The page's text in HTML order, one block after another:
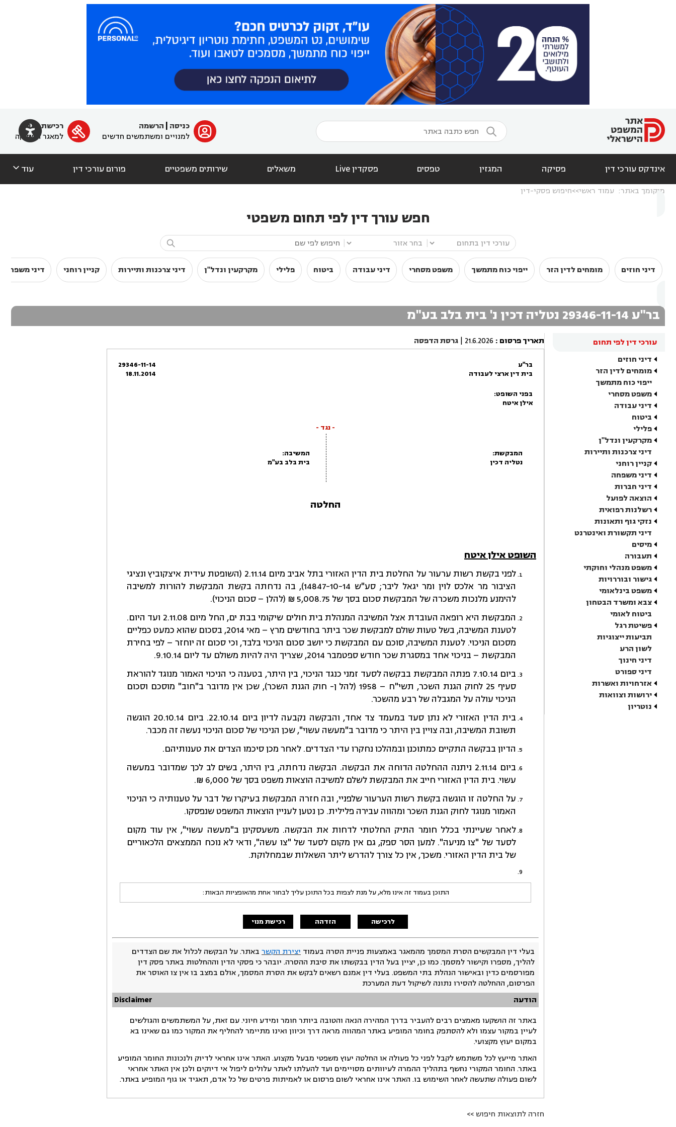
  ﱐ כניסה
הרשמה
למנויים ומשתמשים חדשים

רכישת מנוי
למאגר הפסיקה
אינדקס עורכי דין פסיקה המגזין טפסים פסקדין Live משאלים שירותים משפטיים פורום עורכי דין עוד 
מיקומך באתר: עמוד ראשי חיפוש פסקי-דין
חפש עורך דין לפי תחום משפטי

דיני חוזים מומחים לדין הזר ייפוי כוח מתמשך משפט מסחרי דיני עבודה ביטוח פלילי מקרקעין ונדל"ן דיני צרכנות ותיירות קניין רוחני דיני משפחה
בר"ע 29346-11-14 נטליה דכין נ' בית בלב בע"מ
עורכי דין לפי תחום
דיני חוזים
מומחים לדין הזר
ייפוי כוח מתמשך
משפט מסחרי
דיני עבודה
ביטוח
פלילי
מקרקעין ונדל"ן
דיני צרכנות ותיירות
קניין רוחני
דיני משפחה
דיני חברות
הוצאה לפועל
רשלנות רפואית
נזקי גוף ותאונות
דיני תקשורת ואינטרנט
מיסים
תעבורה
משפט מנהלי וחוקתי
גישור ובוררויות
משפט בינלאומי
צבא ומשרד הבטחון
ביטוח לאומי
פשיטת רגל
תביעות ייצוגיות
לשון הרע
דיני חינוך
דיני ספורט
אזרחויות ואשרות
ירושות וצוואות
נוטריון
תאריך פרסום :
21.6.2026
| גרסת הדפסה
בר"ע
בית דין ארצי לעבודה
29346-11-14
18.11.2014
בפני השופט:
אילן איטח
- נגד -
המבקשת:
נטליה דכין
המשיבה:
בית בלב בע"מ
החלטה
השופט אילן איטח
לפני בקשת רשות ערעור על החלטת בית הדין האזורי בתל אביב מיום 2.11.14 (השופטת עידית איצקוביץ ונציגי
הציבור מר אלכס לוין ומר יגאל ליבר; סע"ש 14847-10-14), בה נדחתה בקשת המבקשת להורות למשיבה
להימנע מלנכות משכרה של המבקשת סכום בסך של 5,008.75 ₪ (להלן – סכום הניכוי).
המבקשת היא רופאה העובדת אצל המשיבה המנהלת בית חולים שיקומי בבת ים, החל מיום 2.11.08 ועד היום.
לטענת המשיבה, בשל טעות שולם למבקשת שכר ביתר בחודשים מרץ – מאי 2014, בסכום שהוא כמעט כפליים
מסכום הניכוי. לטענת המשיבה, סוכם עם המבקשת כי יושב סכום הניכוי בלבד, וכי סכום זה יוחזר – לפי בחירת
המבקשת – בניכוי אחד במסגרת שכר חודש ספטמבר 2014, שצריך היה להיות משולם עד ליום 9.10.14.
ביום 7.10.14 פנתה המבקשת בבקשה לסעד זמני כנגד הניכוי, בין היתר, בטענה כי הניכוי האמור מנוגד להוראת
סעיף 25 לחוק הגנת השכר, תשי"ח – 1958 (להל ן- חוק הגנת השכר), שכן אין מדובר ב"חוב" מוסכם וסכום
הניכוי עולה על המגבלה של רבע מהשכר.
בית הדין האזורי לא נתן סעד במעמד צד אחד, והבקשה נקבעה לדיון ביום 22.10.14. ביום 20.10.14 הוגשה
תשובת המשיבה, ובה צויין בין היתר כי מדובר ב"מעשה עשוי", שכן הניכוי של סכום הניכוי נעשה זה מכבר.
הדיון בבקשה התקיים כמתוכנן ובמהלכו נחקרו עדי הצדדים. לאחר מכן סיכמו הצדים את טענותיהם.
ביום 2.11.14 ניתנה ההחלטה הדוחה את הבקשה. הבקשה נדחתה, בין היתר, בשים לב לכך שמדובר במעשה
עשוי. בית הדין האזורי חייב את המבקשת לשלם למשיבה הוצאות משפט בסך של 6,000 ₪.
על החלטה זו הוגשה בקשת רשות הערעור שלפניי, ובה חזרה המבקשת בעיקרו של דבר על טענותיה כי הניכוי
האמור מנוגד לחוק הגנת השכר ומהווה עבירה פלילית. כן נטען לעניין הוצאות המשפט שנפסקו.
לאחר שעיינתי בכלל חומר התיק החלטתי לדחות את הבקשה. משעסקינן ב"מעשה עשוי", אין עוד מקום
לסעד של "צו מניעה". למען הסר ספק, גם אין מקום לסעד של "צו עשה", ודאי לא נוכח הממצאים הלכאוריים
של בית הדין האזורי. משכך, אין כל צורך להדרש ליתר השאלות שבמחלוקת.
התוכן בעמוד זה אינו מלא, על מנת לצפות בכל התוכן עליך לבחור אחת מהאופציות הבאות:
לרכישה הזדהה רכישת מנוי
בעלי דין המבקשים הסרת המסמך מהמאגר באמצעות פניית הסרה בעמוד יצירת הקשר באתר. על הבקשה לכלול את שם הצדדים
להליך, מספרו וקישור למסמך. כמו כן, יציין בעל הדין בבקשתו את סיבת ההסרה. יובהר כי פסקי הדין וההחלטות באתר פסק דין
מפורסמים כדין ובאישור הנהלת בתי המשפט. בעלי דין אמנם רשאים לבקש את הסרת המסמך, אולם במצב בו אין צו האוסר את
הפרסום, ההחלטה להסירו נתונה לשיקול דעת המערכת
הודעה
Disclaimer
באתר זה הושקעו מאמצים רבים להעביר בדרך המהירה הנאה והטובה ביותר חומר ומידע חיוני. עם זאת, על המשתמשים והגולשים
לעיין במקור עצמו ולא להסתפק בחומר המופיע באתר המהווה מראה דרך וכיוון ואינו מתיימר להחליף את המקור כמו גם שאינו בא
במקום יעוץ מקצועי.
האתר מייעץ לכל משתמש לקבל לפני כל פעולה או החלטה יעוץ משפטי מבעל מקצוע. האתר אינו אחראי לדיוק ולנכונות החומר המופיע
באתר. החומר המקורי נחשף בתהליך ההמרה לעיוותים מסויימים ועד להעלתו לאתר עלולים ליפול אי דיוקים ולכן אין האתר אחראי
לשום פעולה שתעשה לאחר השימוש בו. האתר אינו אחראי לשום פרסום או לאמיתות פרטים של כל אדם, תאגיד או גוף המופיע באתר.
חזרה לתוצאות חיפוש >>